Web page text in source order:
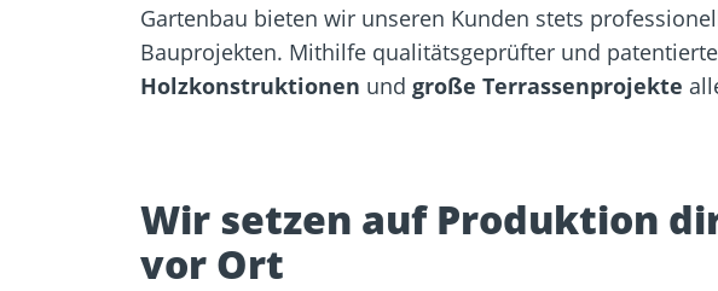
Gartenbau bieten wir unseren Kunden stets
Bauprojekten. Mithilfe qualitätsgeprüfter und
Holzkonstruktionen und große Terrassenprojekte
Wir setzen auf Produktion
vor Ort